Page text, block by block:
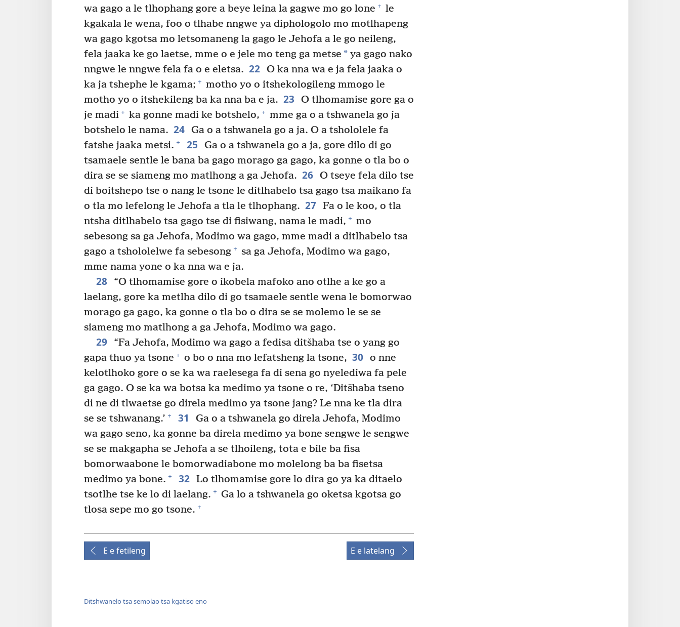
wa gago a le tlhophang gore a beye leina la gagwe mo go lone + le
kgakala le wena, foo o tlhabe nngwe ya diphologolo mo motlhapeng
wa gago kgotsa mo letsomaneng la gago le Jehofa a le go neileng,
fela jaaka ke go laetse, mme o e jele mo teng ga metse * ya gago nako
nngwe le nngwe fela fa o e eletsa. 22 O ka nna wa e ja fela jaaka o
ka ja tshephe le kgama; + motho yo o itshekologileng mmogo le
motho yo o itshekileng ba ka nna ba e ja. 23
O tlhomamise gore ga o
je madi + ka gonne madi ke botshelo, + mme ga o a tshwanela go ja
botshelo le nama. 24 Ga o a tshwanela go a ja. O a tshololele fa
fatshe jaaka metsi. + 25
Ga o a tshwanela go a ja, gore dilo di go
tsamaele sentle le bana ba gago morago ga gago, ka gonne o tla bo o
dira se se siameng mo matlhong a ga Jehofa. 26 O tseye fela dilo tse
di boitshepo tse o nang le tsone le ditlhabelo tsa gago tsa maikano fa
o tla mo lefelong le Jehofa a tla le tlhophang. 27 Fa o le koo, o tla
ntsha ditlhabelo tsa gago tse di fisiwang, nama le madi, + mo
sebesong sa ga Jehofa, Modimo wa gago, mme madi a ditlhabelo tsa
gago a tshololelwe fa sebesong + sa ga Jehofa, Modimo wa gago,
mme nama yone o ka nna wa e ja.
28
“O tlhomamise gore o ikobela mafoko ano otlhe a ke go a
laelang, gore ka metlha dilo di go tsamaele sentle wena le bomorwao
morago ga gago, ka gonne o tla bo o dira se se molemo le se se
siameng mo matlhong a ga Jehofa, Modimo wa gago.
29
“Fa Jehofa, Modimo wa gago a fedisa ditšhaba tse o yang go
gapa thuo ya tsone + o bo o nna mo lefatsheng la tsone, 30 o nne
kelotlhoko gore o se ka wa raelesega fa di sena go nyelediwa fa pele
ga gago. O se ka wa botsa ka medimo ya tsone o re, ‘Ditšhaba tseno
di ne di tlwaetse go direla medimo ya tsone jang? Le nna ke tla dira
se se tshwanang.’ + 31
Ga o a tshwanela go direla Jehofa, Modimo
wa gago seno, ka gonne ba direla medimo ya bone sengwe le sengwe
se se makgapha se Jehofa a se tlhoileng, tota e bile ba fisa
bomorwaabone le bomorwadiabone mo molelong ba ba fisetsa
medimo ya bone. + 32 Lo tlhomamise gore lo dira go ya ka ditaelo
tsotlhe tse ke lo di laelang. + Ga lo a tshwanela go oketsa kgotsa go
tlosa sepe mo go tsone. +
E e fetileng E e latelang
Ditshwanelo tsa semolao tsa kgatiso eno